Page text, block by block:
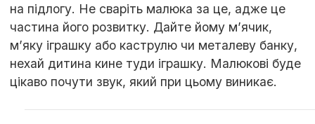
на підлогу. Не сваріть малюка за це, адже це
частина його розвитку. Дайте йому м’ячик,
м’яку іграшку або каструлю чи металеву банку,
нехай дитина кине туди іграшку. Малюкові буде
цікаво почути звук, який при цьому виникає.